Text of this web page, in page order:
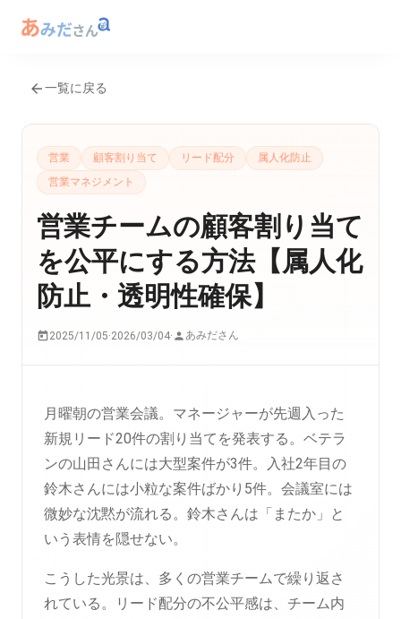
一覧に戻る
営業 顧客割り当て リード配分
属人化防止
営業マネジメント
営業チームの顧客割り当て
を公平にする方法【属人化
防止・透明性確保】
2025/11/05·2026/03/04· あみださん
月曜朝の営業会議。マネージャーが先週入った
新規リード20件の割り当てを発表する。ベテラ
ンの山田さんには大型案件が3件。入社2年目の
鈴木さんには小粒な案件ばかり5件。会議室には
微妙な沈黙が流れる。鈴木さんは「またか」と
いう表情を隠せない。
こうした光景は、多くの営業チームで繰り返さ
れている。リード配分の不公平感は、チーム内